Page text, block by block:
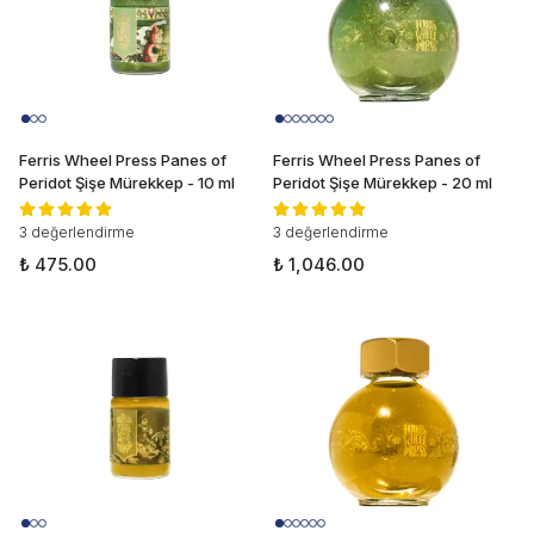
Ferris Wheel Press Panes of
Peridot Şişe Mürekkep - 10 ml
3 değerlendirme
₺ 475.00
Ferris Wheel Press Panes of
Peridot Şişe Mürekkep - 20 ml
3 değerlendirme
₺ 1,046.00